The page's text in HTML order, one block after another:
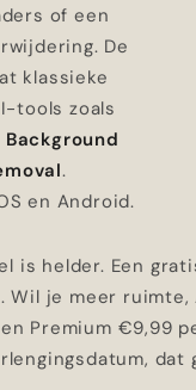
of een
De
klassieke
tools zoals
Background
.
en Android.
is helder. Een
Wil je meer
Premium €9,99